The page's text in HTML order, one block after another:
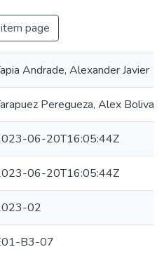
page
Andrade, Alexander Javier
Peregueza, Alex Bolivar
06-20T16:05:44Z
06-20T16:05:44Z
02
B3-07